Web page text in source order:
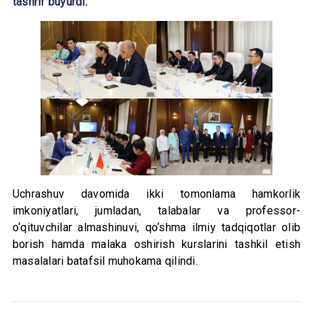
Uchrashuv davomida ikki tomonlama hamkorlik
imkoniyatlari, jumladan, talabalar va professor-
o‘qituvchilar almashinuvi, qo‘shma ilmiy tadqiqotlar olib
borish hamda malaka oshirish kurslarini tashkil etish
masalalari batafsil muhokama qilindi.